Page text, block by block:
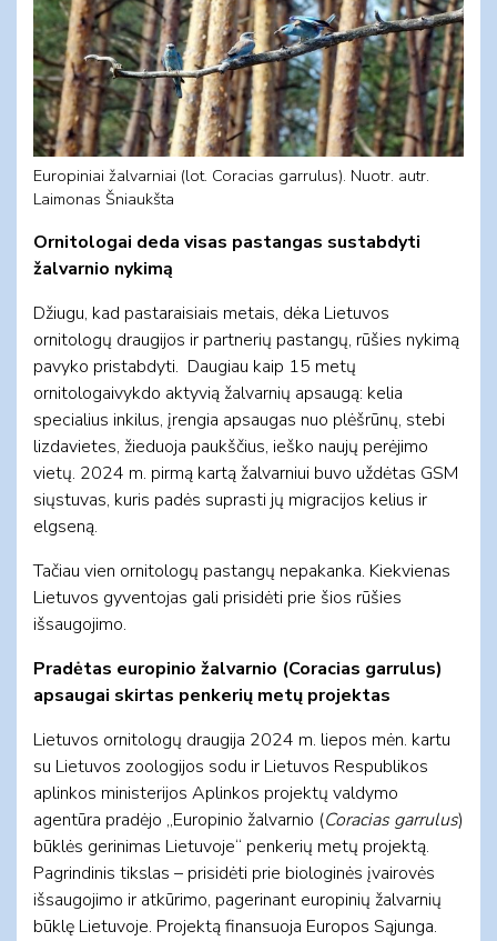
Europiniai žalvarniai (lot. Coracias garrulus). Nuotr. autr.
Laimonas Šniaukšta
Ornitologai deda visas pastangas sustabdyti
žalvarnio nykimą
Džiugu, kad pastaraisiais metais, dėka Lietuvos
ornitologų draugijos ir partnerių pastangų, rūšies nykimą
pavyko pristabdyti. Daugiau kaip 15 metų
ornitologaivykdo aktyvią žalvarnių apsaugą: kelia
specialius inkilus, įrengia apsaugas nuo plėšrūnų, stebi
lizdavietes, žieduoja paukščius, ieško naujų perėjimo
vietų. 2024 m. pirmą kartą žalvarniui buvo uždėtas GSM
siųstuvas, kuris padės suprasti jų migracijos kelius ir
elgseną.
Tačiau vien ornitologų pastangų nepakanka. Kiekvienas
Lietuvos gyventojas gali prisidėti prie šios rūšies
išsaugojimo.
Pradėtas europinio žalvarnio (Coracias garrulus)
apsaugai skirtas penkerių metų projektas
Lietuvos ornitologų draugija 2024 m. liepos mėn. kartu
su Lietuvos zoologijos sodu ir Lietuvos Respublikos
aplinkos ministerijos Aplinkos projektų valdymo
agentūra pradėjo „Europinio žalvarnio (Coracias garrulus)
būklės gerinimas Lietuvoje“ penkerių metų projektą.
Pagrindinis tikslas – prisidėti prie biologinės įvairovės
išsaugojimo ir atkūrimo, pagerinant europinių žalvarnių
būklę Lietuvoje. Projektą finansuoja Europos Sąjunga.